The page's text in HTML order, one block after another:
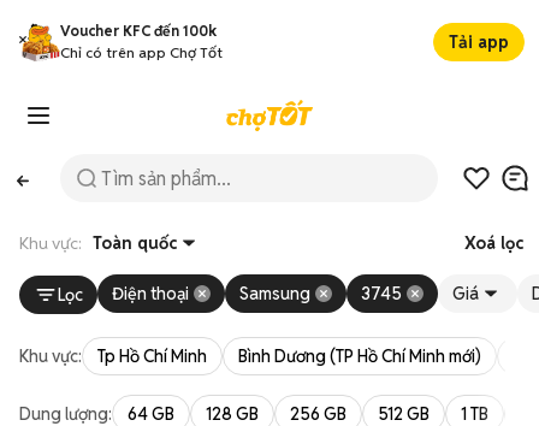
Voucher KFC đến 100k
Chỉ có trên app Chợ Tốt
Tải app
Khu vực: Toàn quốc Xoá lọc
Lọc Điện thoại Samsung 3745 Giá
Khu vực: Tp Hồ Chí Minh Bình Dương (TP Hồ Chí Minh mới)
Dung lượng: 64 GB 128 GB 256 GB 512 GB 1 TB